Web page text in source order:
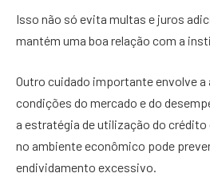
Isso não só evita multas e juros
mantém uma boa relação com a
Outro cuidado importante envolve
condições do mercado e do
a estratégia de utilização do
no ambiente econômico pode
endividamento excessivo.